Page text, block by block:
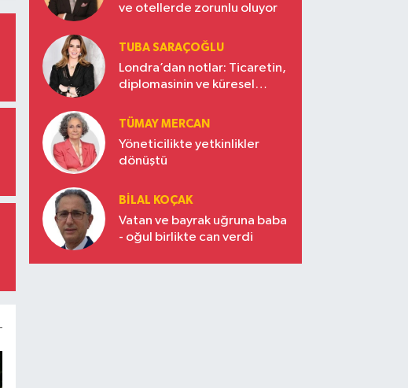
ve otellerde zorunlu oluyor
TUBA SARAÇOĞLU
Londra’dan notlar: Ticaretin,
diplomasinin ve küresel
Türkiye’nin yükselen gücü
TÜMAY MERCAN
Yöneticilikte yetkinlikler
dönüştü
BILAL KOÇAK
Vatan ve bayrak uğruna baba
- oğul birlikte can verdi